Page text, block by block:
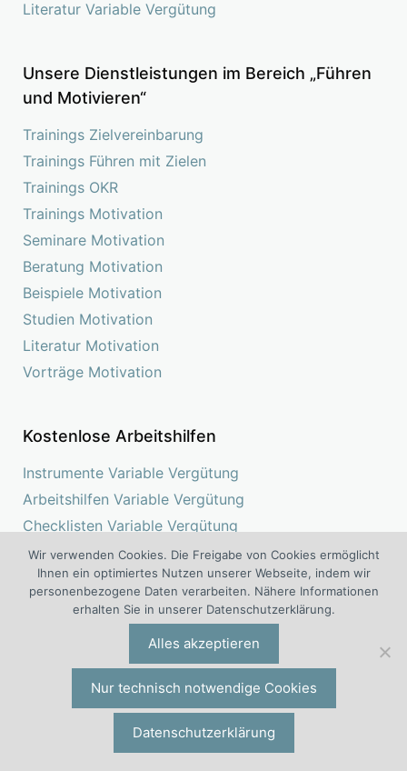
Literatur Variable Vergütung
Unsere Dienstleistungen im Bereich „Führen
und Motivieren“
Trainings Zielvereinbarung
Trainings Führen mit Zielen
Trainings OKR
Trainings Motivation
Seminare Motivation
Beratung Motivation
Beispiele Motivation
Studien Motivation
Literatur Motivation
Vorträge Motivation
Kostenlose Arbeitshilfen
Instrumente Variable Vergütung
Arbeitshilfen Variable Vergütung
Checklisten Variable Vergütung
Software App Variable Vergütung
Kostenlose Beispiele und Muster
Fallbeispiele und Musterlösungen
Beispiele Variable Vergütung
Formulierungen Variable Vergütung
Lösungen Variable Vergütung
Muster Variable Vergütung
Wir verwenden Cookies. Die Freigabe von Cookies ermöglicht
Ihnen ein optimiertes Nutzen unserer Webseite, indem wir
personenbezogene Daten verarbeiten. Nähere Informationen
erhalten Sie in unserer Datenschutzerklärung.
Alles akzeptieren
Nur technisch notwendige Cookies
Datenschutzerklärung